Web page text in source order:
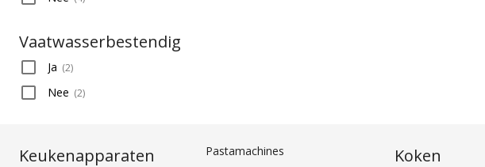
Vaatwasserbestendig
Ja (2)
Nee (2)
Keukenapparaten
Pastamachines
Koken